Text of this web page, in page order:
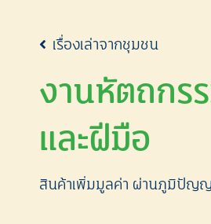
เรื่องเล่าจากชุมชน
งานหัตถกร
และฝีมือ
สินค้าเพิ่มมูลค่า ผ่านภูมิปัญ